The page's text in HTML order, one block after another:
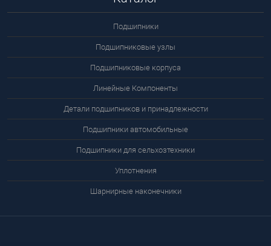
Подшипники
Подшипниковые узлы
Подшипниковые корпуса
Линейные Компоненты
Детали подшипников и принадлежности
Подшипники автомобильные
Подшипники для сельхозтехники
Уплотнения
Шарнирные наконечники